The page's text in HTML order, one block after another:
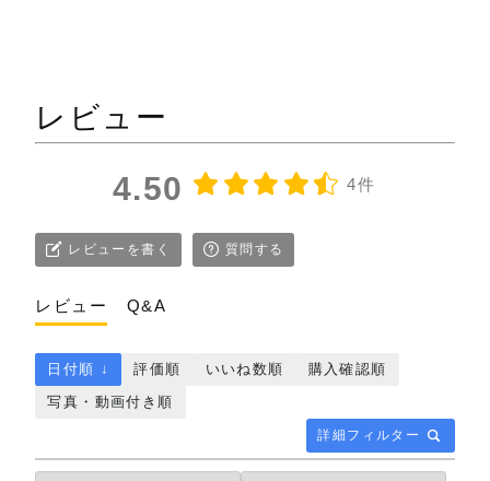
レビュー
4.50 4件
レビューを書く 質問する
レビュー Q&A
詳細フィルター
日付順 ↓ 評価順 いいね数順
購入確認順
写真・動画付き順